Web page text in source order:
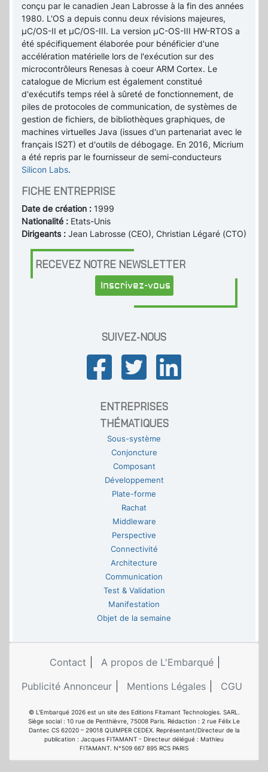
conçu par le canadien Jean Labrosse à la fin des années
1980. L'OS a depuis connu deux révisions majeures,
µC/OS-II et µC/OS-III. La version µC-OS-III HW-RTOS a
été spécifiquement élaborée pour bénéficier d'une
accélération matérielle lors de l'exécution sur des
microcontrôleurs Renesas à coeur ARM Cortex. Le
catalogue de Micrium est également constitué
d'exécutifs temps réel à sûreté de fonctionnement, de
piles de protocoles de communication, de systèmes de
gestion de fichiers, de bibliothèques graphiques, de
machines virtuelles Java (issues d'un partenariat avec le
français IS2T) et d'outils de débogage. En 2016, Micrium
a été repris par le fournisseur de semi-conducteurs
Silicon Labs.
FICHE ENTREPRISE
Date de création : 1999
Nationalité : Etats-Unis
Dirigeants : Jean Labrosse (CEO), Christian Légaré (CTO)
RECEVEZ NOTRE NEWSLETTER
Inscrivez-vous
SUIVEZ-NOUS
ENTREPRISES
THÉMATIQUES
Sous-système
Conjoncture
Composant
Développement
Plate-forme
Rachat
Middleware
Perspective
Connectivité
Architecture
Communication
Test & Validation
Manifestation
Objet de la semaine
Contact
A propos de L'Embarqué
Publicité Annonceur
Mentions Légales CGU
© L'Embarqué 2026 est un site des Editions Fitamant Technologies. SARL.
Siège social : 10 rue de Penthièvre, 75008 Paris. Rédaction : 2 rue Félix Le
Dantec CS 62020 – 29018 QUIMPER CEDEX. Représentant/Directeur de la
publication : Jacques FITAMANT - Directeur délégué : Mathieu
FITAMANT. N°509 667 895 RCS PARIS